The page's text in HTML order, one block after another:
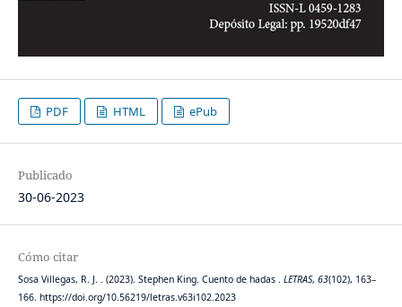
PDF HTML ePub
Publicado
30-06-2023
Cómo citar
Sosa Villegas, R. J. . (2023). Stephen King. Cuento de hadas . LETRAS, 63(102), 163–
166. https://doi.org/10.56219/letras.v63i102.2023